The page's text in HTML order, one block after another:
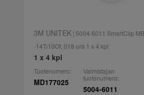
3M UNITEK| 5004-6011 SmartClip
-14T/10Of, 018 ura 1 x 4 kpl
1 x 4 kpl
Tuotenumero:
MD177025
Valmistajan
tuotenumero:
5004-6011